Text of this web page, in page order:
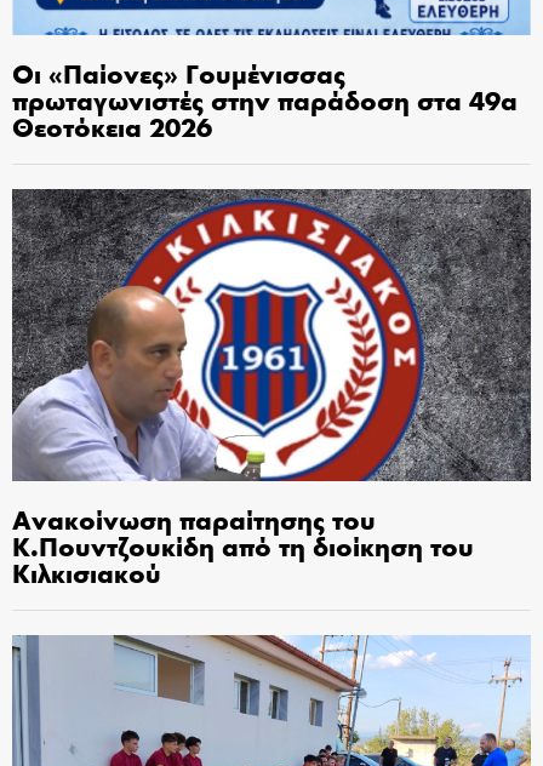
Οι «Παίονες» Γουμένισσας
πρωταγωνιστές στην παράδοση στα 49α
Θεοτόκεια 2026
Ανακοίνωση παραίτησης του
Κ.Πουντζουκίδη από τη διοίκηση του
Κιλκισιακού